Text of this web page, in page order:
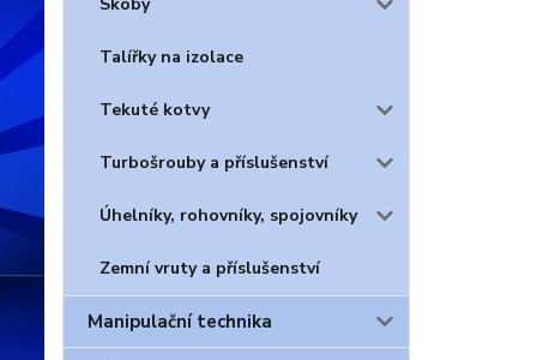
Talířky na izolace
Tekuté kotvy
Turbošrouby a příslušenství
Úhelníky, rohovníky, spojovníky
Zemní vruty a příslušenství
Manipulační technika